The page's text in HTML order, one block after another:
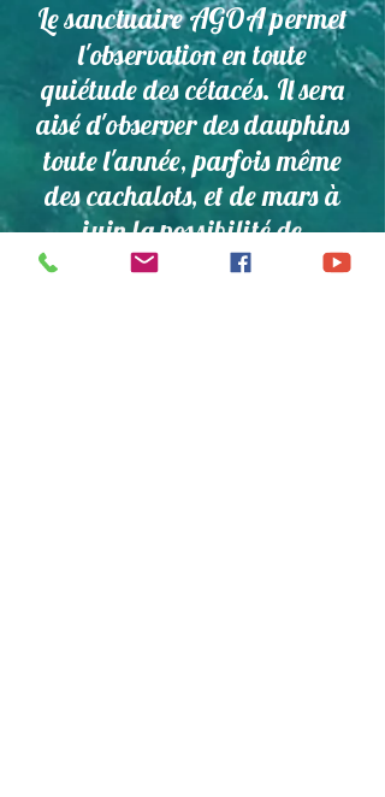
Le sanctuaire AGOA permet
l'observation en toute
quiétude des cétacés. Il sera
aisé d'observer des dauphins
toute l'année, parfois même
des cachalots, et de mars à
juin la possibilité de
rencontrer les baleines à